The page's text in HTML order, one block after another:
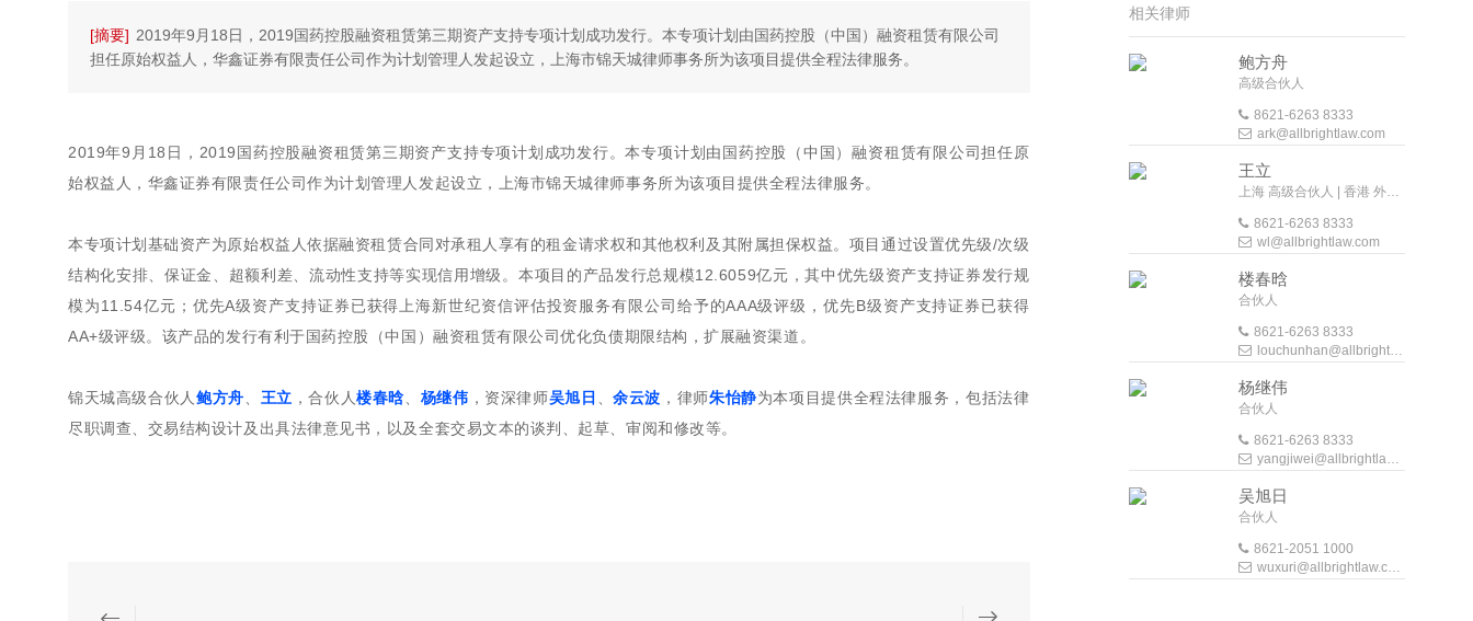
[摘要] 2019年9月18日，2019国药控股融资租赁第三期资产支持专项计划成功发行。本专项计划由国药控股（中国）融资租赁有限公司
担任原始权益人，华鑫证券有限责任公司作为计划管理人发起设立，上海市锦天城律师事务所为该项目提供全程法律服务。
2019年9月18日，2019国药控股融资租赁第三期资产支持专项计划成功发行。本专项计划由国药控股（中国）融资租赁有限公司担任原
始权益人，华鑫证券有限责任公司作为计划管理人发起设立，上海市锦天城律师事务所为该项目提供全程法律服务。
本专项计划基础资产为原始权益人依据融资租赁合同对承租人享有的租金请求权和其他权利及其附属担保权益。项目通过设置优先级/次级
结构化安排、保证金、超额利差、流动性支持等实现信用增级。本项目的产品发行总规模12.6059亿元，其中优先级资产支持证券发行规
模为11.54亿元；优先A级资产支持证券已获得上海新世纪资信评估投资服务有限公司给予的AAA级评级，优先B级资产支持证券已获得
AA+级评级。该产品的发行有利于国药控股（中国）融资租赁有限公司优化负债期限结构，扩展融资渠道。
锦天城高级合伙人 鲍方舟 王立 ，合伙人楼春晗 杨继伟 ，资深律师吴旭日 、余云波 ，律师朱怡静为本项目提供全程法律服务，包括法律
尽职调查、交易结构设计及出具法律意见书，以及全套交易文本的谈判、起草、审阅和修改等。
相关律师
鲍方舟
高级合伙人
8621-6263 8333
ark@allbrightlaw.com
王立
上海 高级合伙人 | 香港 外地法律顾问
8621-6263 8333
wl@allbrightlaw.com
楼春晗
合伙人
8621-6263 8333
louchunhan@allbrightlaw.com
杨继伟
合伙人
8621-6263 8333
yangjiwei@allbrightlaw.com
吴旭日
合伙人
8621-2051 1000
wuxuri@allbrightlaw.com